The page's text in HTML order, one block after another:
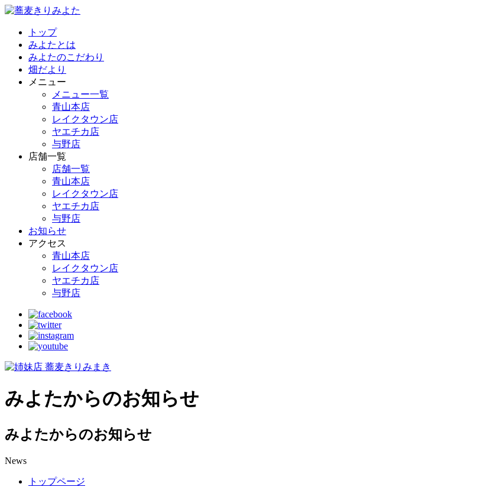
トップ
みよたとは
みよたのこだわり
畑だより
メニュー
メニュー一覧
青山本店
レイクタウン店
ヤエチカ店
与野店
店舗一覧
店舗一覧
青山本店
レイクタウン店
ヤエチカ店
与野店
お知らせ
アクセス
青山本店
レイクタウン店
ヤエチカ店
与野店
みよたからのお知らせ
みよたからのお知らせ
News
トップページ